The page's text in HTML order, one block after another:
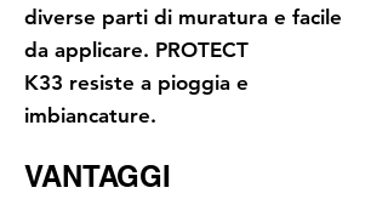
diverse parti di muratura e facile
da applicare. PROTECT
K33 resiste a pioggia e
imbiancature.
VANTAGGI